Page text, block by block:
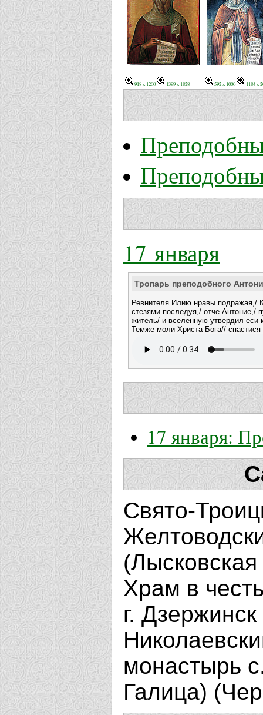
918 x 1200 1399 x 1828 592 x 1000 1184 x
17 января
Тропарь преподобного
Ревнителя Илию нравы подражая,/
стезями последуя,/ отче Антоние,/
житель/ и вселенную утвердил еси
Темже моли Христа Бога//
17 января:
Свято-
Храм в
г.
монастырь
Галица)